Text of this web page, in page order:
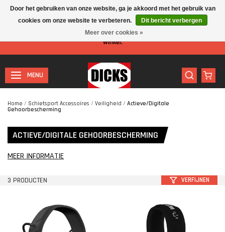
Let op: I.v.m. de zomervakantie is er minder personeel aanwezig in de
winkel.
MENU
Home / Schietsport Accessoires / Veiligheid / Actieve/Digitale
Gehoorbescherming
ACTIEVE/DIGITALE GEHOORBESCHERMING
MEER INFORMATIE
3 PRODUCTEN VERFIJNEN
Door het gebruiken van onze website, ga je akkoord met het gebruik van
cookies om onze website te verbeteren.
Dit bericht verbergen
Meer over cookies »